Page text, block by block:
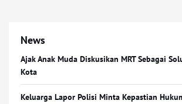
News
Ajak Anak Muda Diskusikan MRT Sebagai
Kota
Keluarga Lapor Polisi Minta Kepastian